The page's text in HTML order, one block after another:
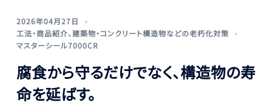
2026年04月27日
工法・商品紹介、建築物・コンクリート構造物などの老朽化対策
マスターシール7000CR
腐食から守るだけでなく、構造物の寿
命を延ばす。